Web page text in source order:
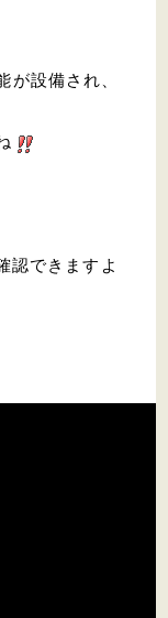
が設備され、
認できますよ